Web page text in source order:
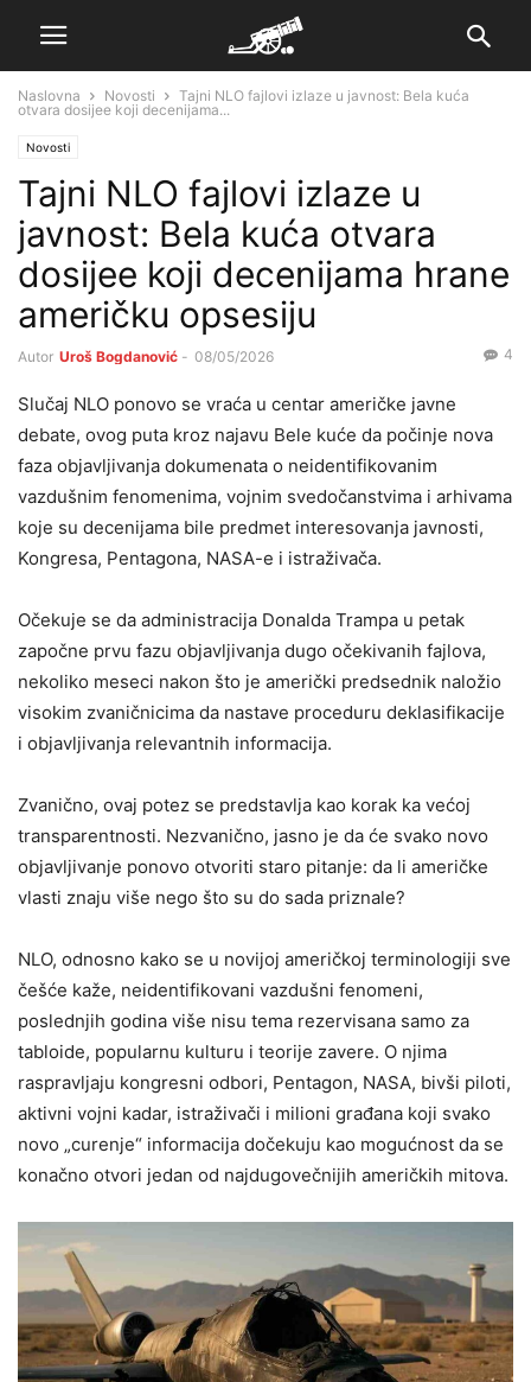
Naslovna Novosti
Tajni NLO fajlovi izlaze u javnost: Bela kuća
otvara dosijee koji decenijama...
Novosti
Tajni NLO fajlovi izlaze u
javnost: Bela kuća otvara
dosijee koji decenijama hrane
američku opsesiju
Autor Uroš Bogdanović - 08/05/2026 4
Slučaj NLO ponovo se vraća u centar američke javne
debate, ovog puta kroz najavu Bele kuće da počinje nova
faza objavljivanja dokumenata o neidentifikovanim
vazdušnim fenomenima, vojnim svedočanstvima i arhivama
koje su decenijama bile predmet interesovanja javnosti,
Kongresa, Pentagona, NASA-e i istraživača.
Očekuje se da administracija Donalda Trampa u petak
započne prvu fazu objavljivanja dugo očekivanih fajlova,
nekoliko meseci nakon što je američki predsednik naložio
visokim zvaničnicima da nastave proceduru deklasifikacije
i objavljivanja relevantnih informacija.
Zvanično, ovaj potez se predstavlja kao korak ka većoj
transparentnosti. Nezvanično, jasno je da će svako novo
objavljivanje ponovo otvoriti staro pitanje: da li američke
vlasti znaju više nego što su do sada priznale?
NLO, odnosno kako se u novijoj američkoj terminologiji sve
češće kaže, neidentifikovani vazdušni fenomeni,
poslednjih godina više nisu tema rezervisana samo za
tabloide, popularnu kulturu i teorije zavere. O njima
raspravljaju kongresni odbori, Pentagon, NASA, bivši piloti,
aktivni vojni kadar, istraživači i milioni građana koji svako
novo „curenje“ informacija dočekuju kao mogućnost da se
konačno otvori jedan od najdugovečnijih američkih mitova.